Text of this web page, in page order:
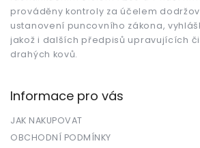
prováděny kontroly za účelem
ustanovení puncovního zákona,
jakož i dalších předpisů upravujících
drahých kovů.
Informace pro vás
JAK NAKUPOVAT
OBCHODNÍ PODMÍNKY